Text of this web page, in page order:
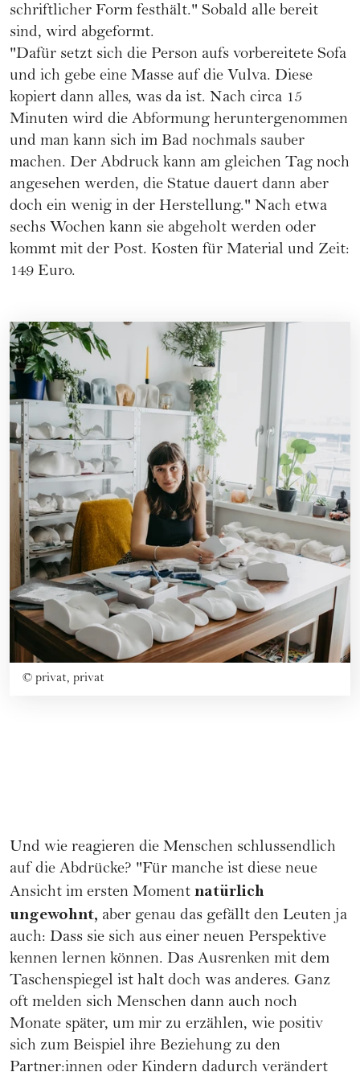
schriftlicher Form festhält." Sobald alle bereit
sind, wird abgeformt.
"Dafür setzt sich die Person aufs vorbereitete Sofa
und ich gebe eine Masse auf die Vulva. Diese
kopiert dann alles, was da ist. Nach circa 15
Minuten wird die Abformung heruntergenommen
und man kann sich im Bad nochmals sauber
machen. Der Abdruck kann am gleichen Tag noch
angesehen werden, die Statue dauert dann aber
doch ein wenig in der Herstellung." Nach etwa
sechs Wochen kann sie abgeholt werden oder
kommt mit der Post. Kosten für Material und Zeit:
149 Euro.
© privat, privat
Und wie reagieren die Menschen schlussendlich
auf die Abdrücke? "Für manche ist diese neue
Ansicht im ersten Moment natürlich
ungewohnt, aber genau das gefällt den Leuten ja
auch: Dass sie sich aus einer neuen Perspektive
kennen lernen können. Das Ausrenken mit dem
Taschenspiegel ist halt doch was anderes. Ganz
oft melden sich Menschen dann auch noch
Monate später, um mir zu erzählen, wie positiv
sich zum Beispiel ihre Beziehung zu den
Partner:innen oder Kindern dadurch verändert